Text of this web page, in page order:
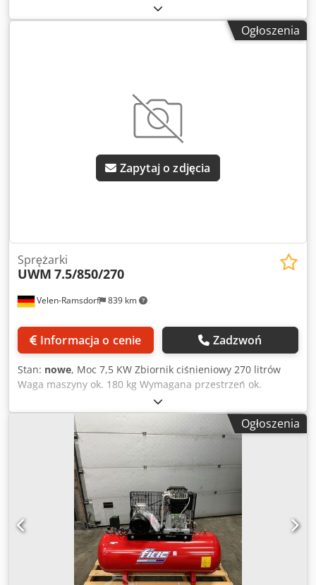
0,6 x 1,45 m Ciśnienie tłoczenia 16 bar Dodpfx Acohid
Ersnokr Pojemność zbiornika 870 l Model UWM 10/870/500
K50 + Startbox jest wyposażony w pompę K50. Należy
wymagane jest wyższe ciśnienie) , przemysłu i ciężkich
prac. Skrzynka rozruchowa służy do uzyskania niższego
napięcia rozruchowego (w celu zmniejszenia napięć
szczytowych). zmniejszenie napięć szczytowych. Model
UWM 10/870/500 jest dostępny z napięciem 400 V
Ogłoszenia
Zapytaj o zdjęcia
Velen-Ramsdorf 839 km
Sprężarki
UWM 7.5/850/270
Informacja o cenie Zadzwoń
Stan: nowe, Moc 7,5 KW Zbiornik ciśnieniowy 270 litrów
Waga maszyny ok. 180 kg Wymagana przestrzeń ok.
1700x600x1270 mm Ciśnienie tłoczenia 10 bar Wydajność
850 l/min Podłączone napięcie 400 V Dsdsgnvugepfx
Acnekr UWM 7.5 / 850/270 K30 + skrzynka rozruchowa z
pompą K30, napęd paskiem klinowym, idealnie nadaje się
do użytku domowego. do użytku w domu, w warsztacie, w
przemyśle i do ciężkich prac. i do ciężkich prac. Skrzynka
rozruchowa służy do uzyskania niższego napięcia
rozruchowego (w celu zmniejszenia napięć szczytowych).
redukuje napięcia szczytowe.
Ogłoszenia